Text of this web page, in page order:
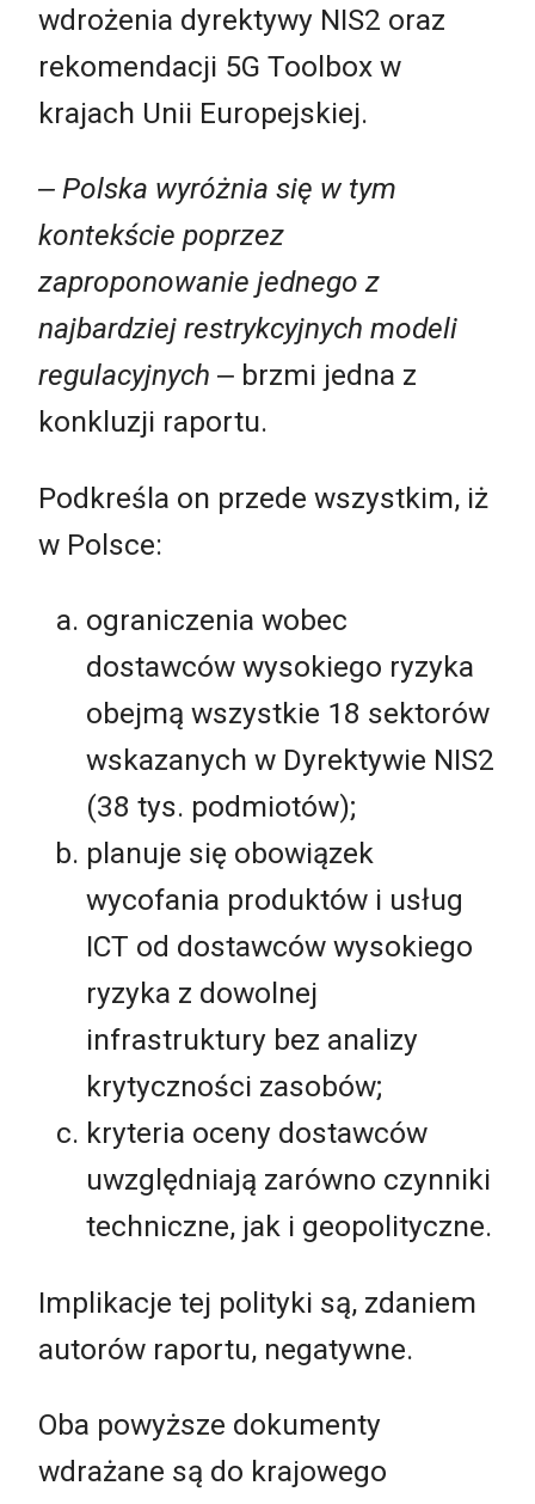
wdrożenia dyrektywy NIS2 oraz
rekomendacji 5G Toolbox w
krajach Unii Europejskiej.
‒ Polska wyróżnia się w tym
kontekście poprzez
zaproponowanie jednego z
najbardziej restrykcyjnych modeli
regulacyjnych ‒ brzmi jedna z
konkluzji raportu.
Podkreśla on przede wszystkim, iż
w Polsce:
ograniczenia wobec
dostawców wysokiego ryzyka
obejmą wszystkie 18 sektorów
wskazanych w Dyrektywie NIS2
(38 tys. podmiotów);
planuje się obowiązek
wycofania produktów i usług
ICT od dostawców wysokiego
ryzyka z dowolnej
infrastruktury bez analizy
krytyczności zasobów;
kryteria oceny dostawców
uwzględniają zarówno czynniki
techniczne, jak i geopolityczne.
Implikacje tej polityki są, zdaniem
autorów raportu, negatywne.
Oba powyższe dokumenty
wdrażane są do krajowego